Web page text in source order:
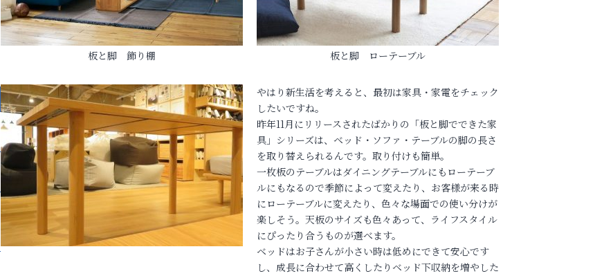
板と脚 飾り棚 板と脚 ローテーブル
やはり新生活を考えると、最初は家具・家電をチェック
したいですね。
昨年11月にリリースされたばかりの「板と脚でできた家
具」シリーズは、ベッド・ソファ・テーブルの脚の長さ
を取り替えられるんです。取り付けも簡単。
一枚板のテーブルはダイニングテーブルにもローテーブ
ルにもなるので季節によって変えたり、お客様が来る時
にローテーブルに変えたり、色々な場面での使い分けが
楽しそう。天板のサイズも色々あって、ライフスタイル
にぴったり合うものが選べます。
ベッドはお子さんが小さい時は低めにできて安心です
し、成長に合わせて高くしたりベッド下収納を増やした